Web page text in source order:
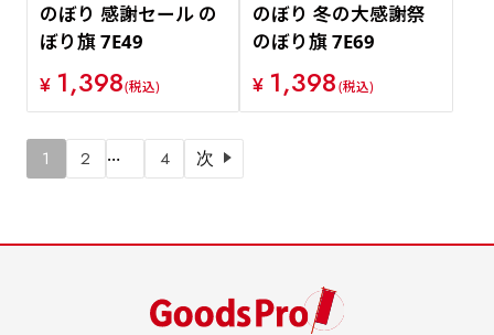
のぼり 感謝セール の
ぼり旗 7E49
¥ 1,398(税込)
のぼり 冬の大感謝祭
のぼり旗 7E69
¥ 1,398(税込)
1 2 … 4 次